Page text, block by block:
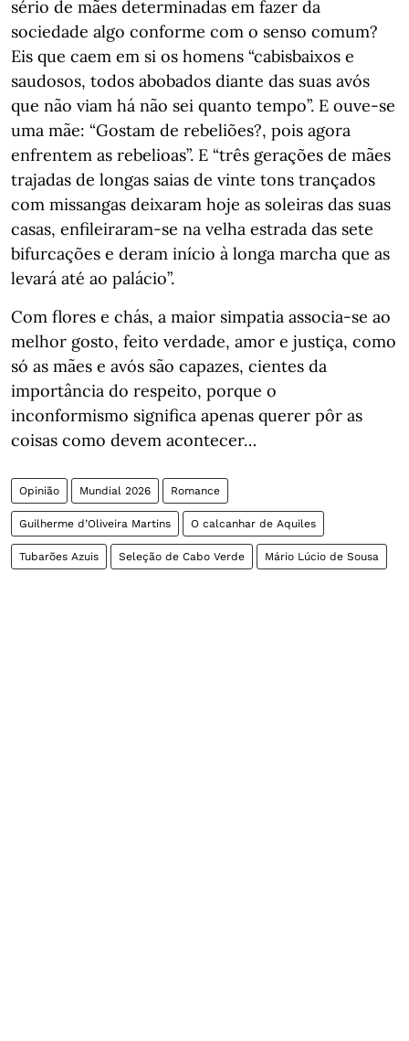
sério de mães determinadas em fazer da
sociedade algo conforme com o senso comum?
Eis que caem em si os homens “cabisbaixos e
saudosos, todos abobados diante das suas avós
que não viam há não sei quanto tempo”. E ouve-se
uma mãe: “Gostam de rebeliões?, pois agora
enfrentem as rebelioas”. E “três gerações de mães
trajadas de longas saias de vinte tons trançados
com missangas deixaram hoje as soleiras das suas
casas, enfileiraram-se na velha estrada das sete
bifurcações e deram início à longa marcha que as
levará até ao palácio”.
Com flores e chás, a maior simpatia associa-se ao
melhor gosto, feito verdade, amor e justiça, como
só as mães e avós são capazes, cientes da
importância do respeito, porque o
inconformismo significa apenas querer pôr as
coisas como devem acontecer…
Opinião Mundial 2026 Romance
Guilherme d’Oliveira Martins O calcanhar de Aquiles
Tubarões Azuis Seleção de Cabo Verde Mário Lúcio de Sousa